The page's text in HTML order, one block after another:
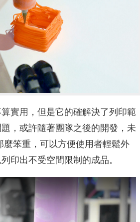
實用，但是它的確解決了列印範
，或許隨著團隊之後的開發，未
麼笨重，可以方便使用者輕鬆外
印出不受空間限制的成品。